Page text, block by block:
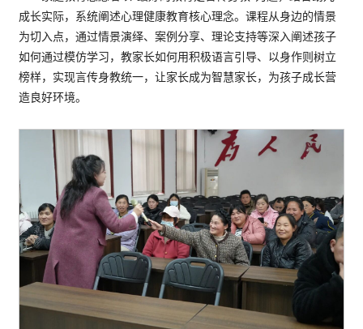
成长实际，系统阐述心理健康教育核心理念。课程从身边的情景
为切入点，通过情景演绎、案例分享、理论支持等深入阐述孩子
如何通过模仿学习，教家长如何用积极语言引导、以身作则树立
榜样，实现言传身教统一，让家长成为智慧家长，为孩子成长营
造良好环境。